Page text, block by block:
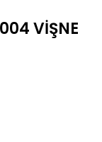
VİŞNE